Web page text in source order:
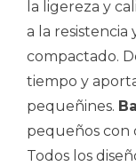
la ligereza y
a la resistencia
compactado.
tiempo y
pequeñines.
pequeños con
Todos los